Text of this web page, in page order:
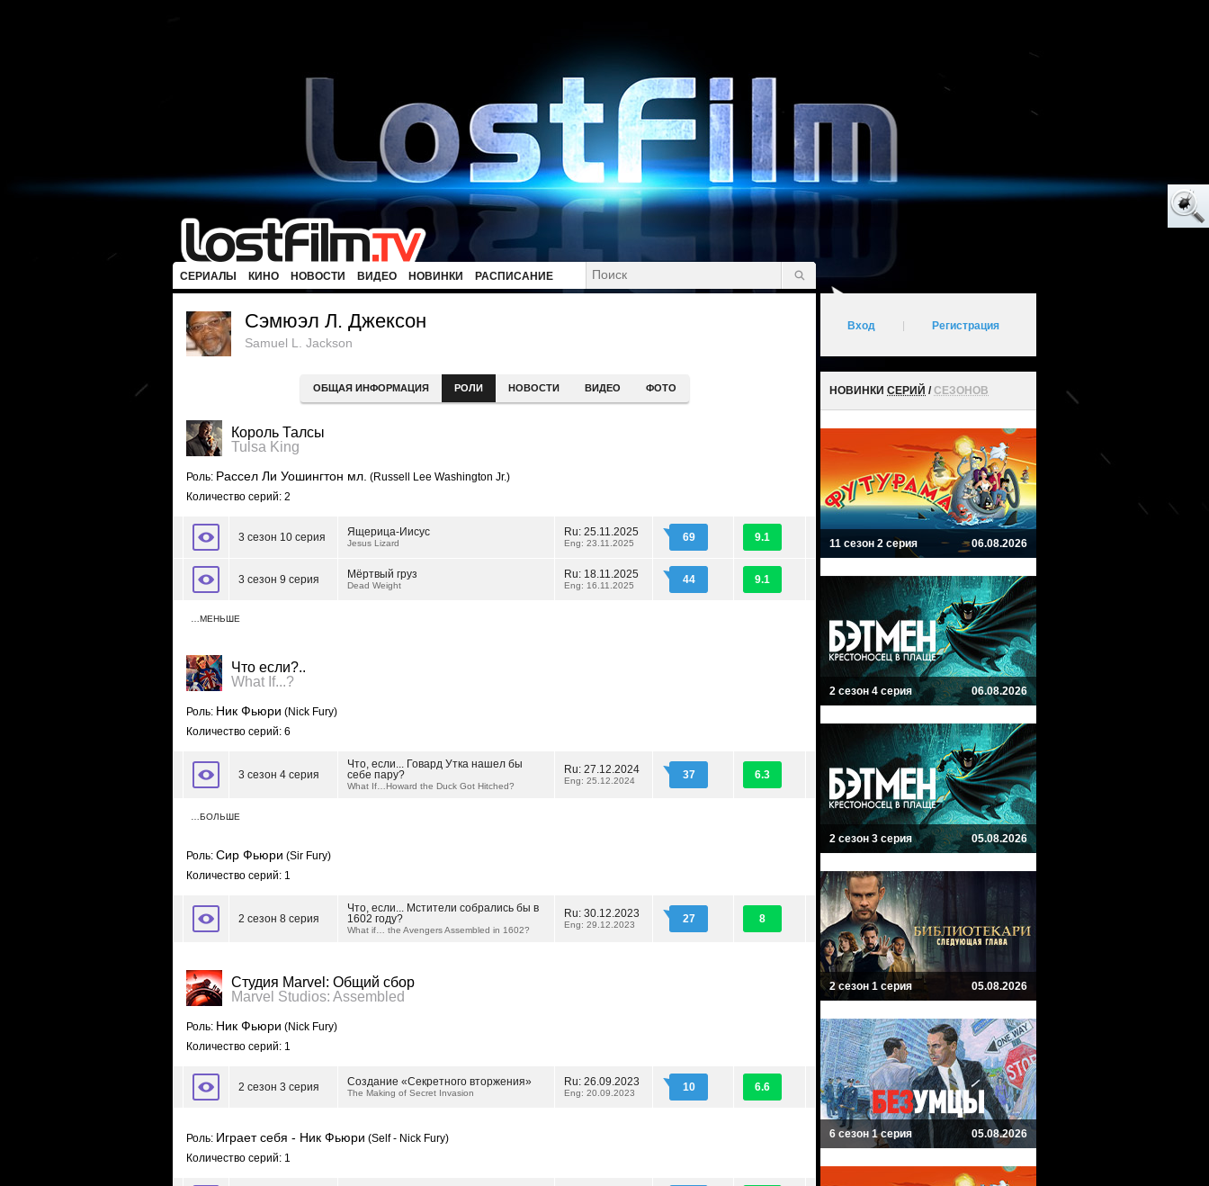
СЕРИАЛЫ КИНО НОВОСТИ ВИДЕО НОВИНКИ РАСПИСАНИЕ
Сэмюэл Л. Джексон
Samuel L. Jackson
ОБЩАЯ ИНФОРМАЦИЯ РОЛИ НОВОСТИ ВИДЕО ФОТО
Король Талсы
Tulsa King
Роль: Рассел Ли Уошингтон мл. (Russell Lee Washington Jr.)
Количество серий: 2
3 сезон 10 серия Ящерица-Иисус
Jesus Lizard
Ru: 25.11.2025
Eng: 23.11.2025 69 9.1
3 сезон 9 серия Мёртвый груз
Dead Weight
Ru: 18.11.2025
Eng: 16.11.2025 44 9.1
…МЕНЬШЕ
Что если?..
What If...?
Роль: Ник Фьюри (Nick Fury)
Количество серий: 6
3 сезон 4 серия
Что, если... Говард Утка нашел бы
себе пару?
What If…Howard the Duck Got Hitched?
Ru: 27.12.2024
Eng: 25.12.2024 37 6.3
…БОЛЬШЕ
Роль: Сир Фьюри (Sir Fury)
Количество серий: 1
2 сезон 8 серия
Что, если... Мстители собрались бы в
1602 году?
What if… the Avengers Assembled in 1602?
Ru: 30.12.2023
Eng: 29.12.2023 27 8
Студия Marvel: Общий сбор
Marvel Studios: Assembled
Роль: Ник Фьюри (Nick Fury)
Количество серий: 1
2 сезон 3 серия Создание «Секретного вторжения»
The Making of Secret Invasion
Ru: 26.09.2023
Eng: 20.09.2023 10 6.6
Роль: Играет себя - Ник Фьюри (Self - Nick Fury)
Количество серий: 1
Вход Регистрация
НОВИНКИ СЕРИЙ /СЕЗОНОВ
11 сезон 2 серия 06.08.2026
2 сезон 4 серия 06.08.2026
2 сезон 3 серия 05.08.2026
2 сезон 1 серия 05.08.2026
6 сезон 1 серия 05.08.2026